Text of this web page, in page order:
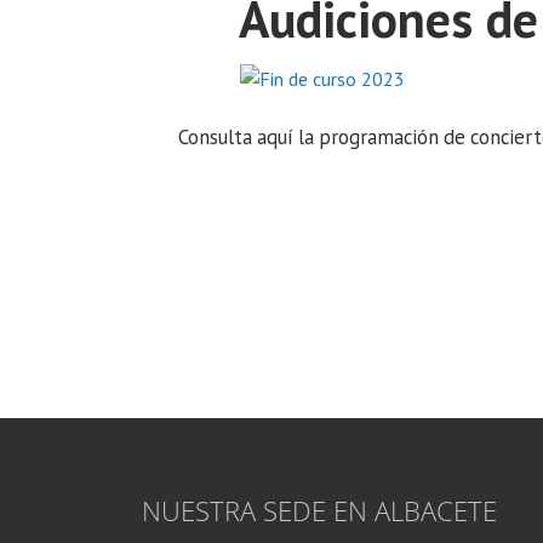
Audiciones
Consulta aquí la programación de
NUESTRA SEDE EN ALBACETE